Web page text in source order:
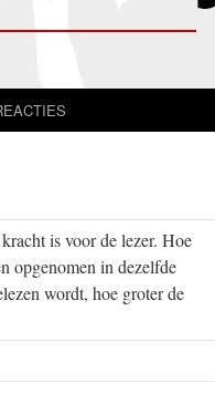
is voor de lezer. Hoe
opgenomen in dezelfde
wordt, hoe groter de